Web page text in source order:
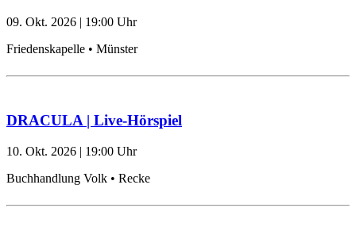
09. Okt. 2026 | 19:00 Uhr
Friedenskapelle • Münster
DRACULA | Live-Hörspiel
10. Okt. 2026 | 19:00 Uhr
Buchhandlung Volk • Recke